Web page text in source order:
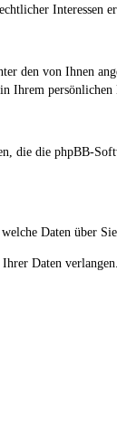
Interessen
den von Ihnen
Ihrem persönlichen
die die phpBB-
Daten über Sie
Daten